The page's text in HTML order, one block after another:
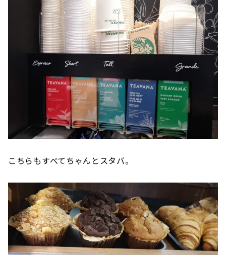
こちらもすべてちゃんとスタバ。